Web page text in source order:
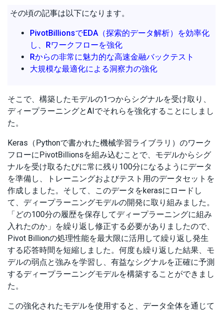
その頃の記事は以下になります。
PivotBillionsでEDA（探索的データ解析）を効率化
し、Rワークフローを強化
Rからの非常に魅力的な高速金融バックテスト
大規模な最適化による洞察力の強化
そこで、構築したモデルの1つからシグナルを受け取り、
ディープラーニングとAIでそれらを強化することにしまし
た。
Keras（Pythonで書かれた機械学習ライブラリ）のワーク
フローにPivotBillionsを組み込むことで、モデルからシグ
ナルを受け取るたびに常に残り100分になるようにデータ
を準備し、トレーニングおよびテスト用のデータセットを
作成しました。そして、このデータをkerasにロードし
て、ディープラーニングモデルの開発に取り組みました。
「どの100分の履歴を保存してディープラーニングに組み
入れたのか」を繰り返し修正する必要がありましたので、
Pivot Billionの処理性能を最大限に活用して繰り返し発生
する応答時間を短縮しました。何度も繰り返した結果、モ
デルの弱点と強みを学習し、有益なシグナルを正確に予測
するディープラーニングモデルを構築することができまし
た。
この強化されたモデルを使用すると、データ全体を通じて